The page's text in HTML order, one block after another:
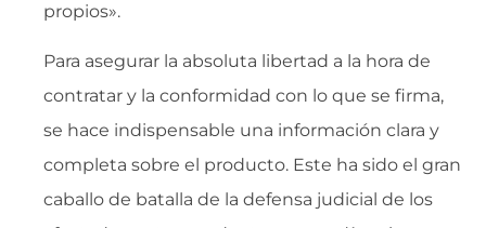
propios».
Para asegurar la absoluta libertad a la hora de
contratar y la conformidad con lo que se firma,
se hace indispensable una información clara y
completa sobre el producto. Este ha sido el gran
caballo de batalla de la defensa judicial de los